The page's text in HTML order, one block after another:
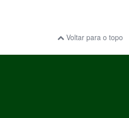
Voltar para o topo